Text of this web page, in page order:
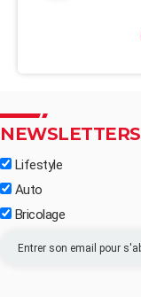
NEWSLETTERS
Lifestyle
Auto
Bricolage